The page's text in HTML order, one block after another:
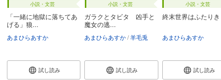
小説・文芸
「一緒に地獄に落ちてあ
げる」狼...
あまひらあすか
試し読み
小説・文芸
ガラクとタビタ 凶手と
魔女の逃...
あまひらあすか 羊毛兎
試し読み
小説・文芸
終末世界はふたり
あまひらあすか
試し読み